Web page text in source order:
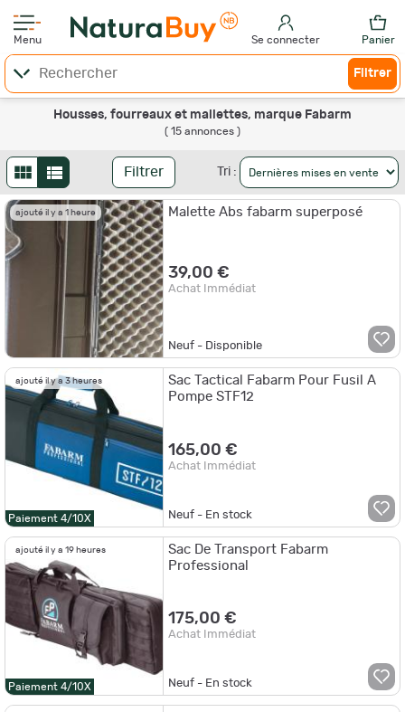
Menu Se connecter Panier
Filtrer
Housses, fourreaux et mallettes, marque Fabarm
( 15 annonces )
Filtrer Tri :
ajouté il y a 1 heure Malette Abs fabarm superposé
39,00 €
Achat Immédiat
Neuf - Disponible
ajouté il y a 3 heures
Paiement 4/10X
Sac Tactical Fabarm Pour Fusil A
Pompe STF12
165,00 €
Achat Immédiat
Neuf - En stock
ajouté il y a 19 heures
Paiement 4/10X
Sac De Transport Fabarm
Professional
175,00 €
Achat Immédiat
Neuf - En stock